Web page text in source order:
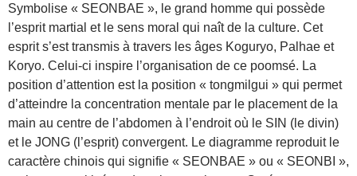
Symbolise « SEONBAE », le grand homme qui possède
l’esprit martial et le sens moral qui naît de la culture. Cet
esprit s’est transmis à travers les âges Koguryo, Palhae et
Koryo. Celui-ci inspire l’organisation de ce poomsé. La
position d’attention est la position « tongmilgui » qui permet
d’atteindre la concentration mentale par le placement de la
main au centre de l’abdomen à l’endroit où le SIN (le divin)
et le JONG (l’esprit) convergent. Le diagramme reproduit le
caractère chinois qui signifie « SEONBAE » ou « SEONBI »,